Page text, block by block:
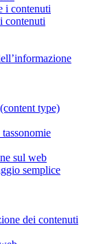
i contenuti
contenuti
type)
sul web
semplice
dei contenuti